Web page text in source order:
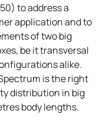
to address a
application and to
of two big
be it transversal
alike.
is the right
distribution in big
body lengths.